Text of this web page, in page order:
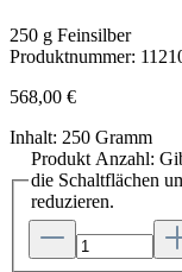
250 g Feinsilber
Produktnummer:
568,00 €
Inhalt: 250 Gramm
Produkt Anzahl:
die Schaltflächen
reduzieren.